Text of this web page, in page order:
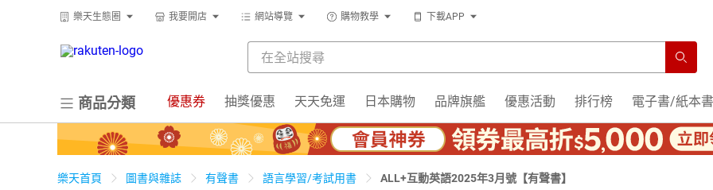
樂天生態圈 我要開店 網站導覽 購物教學 下載APP
商品分類 優惠券 抽獎優惠 天天免運 日本購物 品牌旗艦 優惠活動 排行榜 電子書/紙本書
樂天首頁 圖書與雜誌 有聲書 語言學習/考試用書 ALL+互動英語2025年3月號【有聲書】